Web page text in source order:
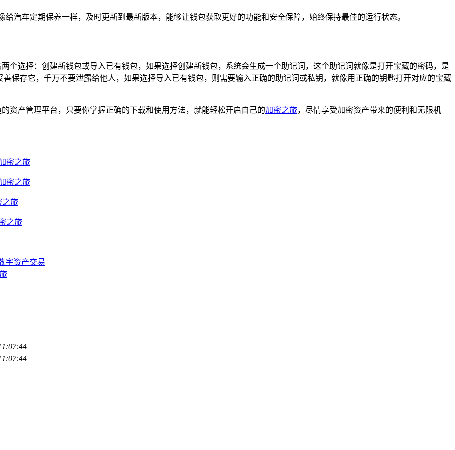
给汽车定期保养一样，及时更新到最新版本，能够让钱包获取更好的功能和安全保障，始终保持最佳的运行状态。
个选择：创建新钱包或导入已有钱包，如果选择创建新钱包，系统会生成一个助记词，这个助记词就像是打开宝藏的密码，是
保存它，千万不要泄露给他人，如果选择导入已有钱包，则需要输入正确的助记词或私钥，就像用正确的钥匙打开对应的宝藏
资产管理平台，只要你掌握正确的下载和使用方法，就能轻松开启自己的加密之旅，尽情享受加密资产带来的便利和无限机
密之旅
密之旅
之旅
之旅
字资产交易